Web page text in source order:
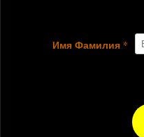
Имя Фамилия *